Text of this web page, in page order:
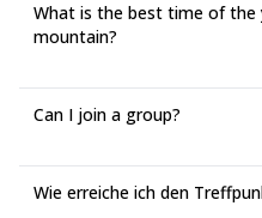
What is the best time of the
mountain?
Can I join a group?
Wie erreiche ich den